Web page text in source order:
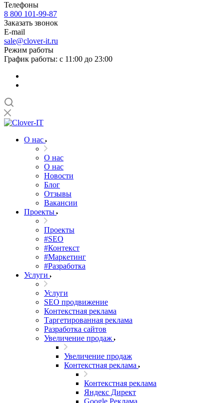
Телефоны
8 800 101-99-87
Заказать звонок
E-mail
sale@clover-it.ru
Режим работы
График работы: с 11:00 до 23:00
О нас
О нас
О нас
Новости
Блог
Отзывы
Вакансии
Проекты
Проекты
#SEO
#Контекст
#Маркетинг
#Разработка
Услуги
Услуги
SEO продвижение
Контекстная реклама
Таргетированная реклама
Разработка сайтов
Увеличение продаж
Увеличение продаж
Контекстная реклама
Контекстная реклама
Яндекс Директ
Google Реклама